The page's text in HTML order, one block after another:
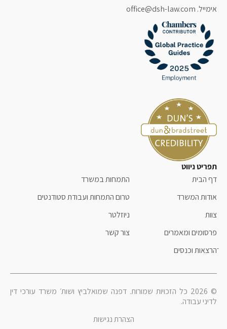
אימייל. office@dsh-law.com
תפריט ניווט
דף הבית
אודות המשרד
צוות
פרסומים ומאמרים
ֿהרצאות וכנסים
התמחות במשרד
טרום התמחות ועבודת סטודנטים
ניוזלטר
צור קשר
© 2026 כל הזכויות שמורות. דפנה שמואלביץ ושות׳ משרד עורכי דין
לדיני עבודה.
הצהרת נגישות